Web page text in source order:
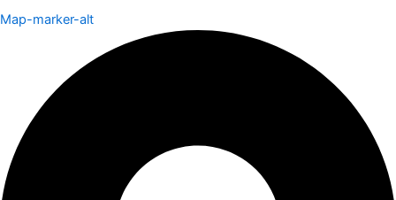
Map-marker-alt